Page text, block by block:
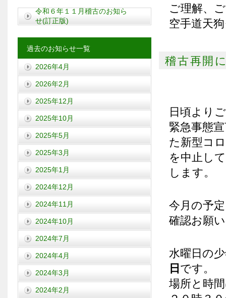
ご理解、
空手道天
稽古再開
日頃より
緊急事態
た新型コ
を中止し
します。
今月の予
確認お願
水曜日の
日 です。
場所と時
令和６年１１月稽古のお知ら
せ(訂正版)
過去のお知らせ一覧
2026年4月
2026年2月
2025年12月
2025年10月
2025年5月
2025年3月
2025年1月
2024年12月
2024年11月
2024年10月
2024年7月
2024年4月
2024年3月
2024年2月